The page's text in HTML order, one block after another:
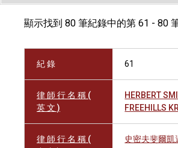
顯示找到 80 筆紀錄中的第 61 - 80
紀 錄 61
律 師 行 名 稱 (
英 文 )
HERBERT
FREEHILLS
律 師 行 名 稱 (
史密夫斐爾